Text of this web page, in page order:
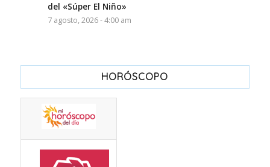
del «Súper El Niño»
7 agosto, 2026 - 4:00 am
HORÓSCOPO